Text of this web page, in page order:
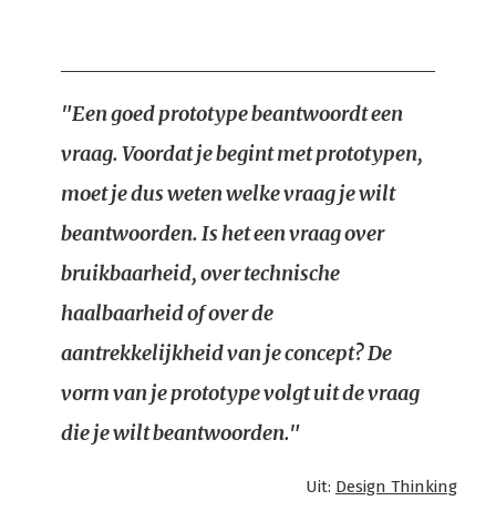
"Een goed prototype beantwoordt een
vraag. Voordat je begint met prototypen,
moet je dus weten welke vraag je wilt
beantwoorden. Is het een vraag over
bruikbaarheid, over technische
haalbaarheid of over de
aantrekkelijkheid van je concept? De
vorm van je prototype volgt uit de vraag
die je wilt beantwoorden."
Uit: Design Thinking